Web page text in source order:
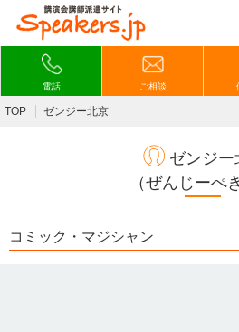
電話 ご相談
TOP ゼンジー北京
ゼンジー
（ぜんじーぺ
コミック・マジシャン